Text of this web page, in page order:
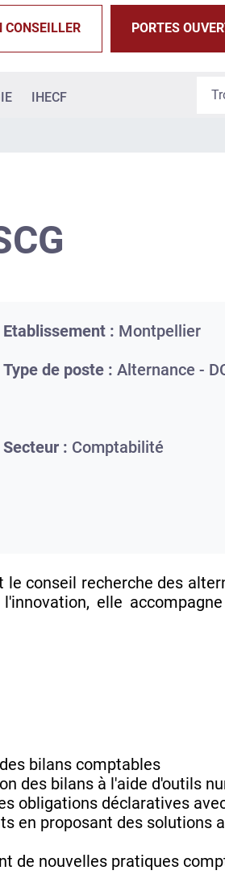
CONSEILLER PORTES
IHECF
Etablissement : Montpellier
Type de poste : Alternance -
Secteur : Comptabilité
le conseil recherche des
elle
bilans comptables
des bilans à l'aide d'outils
obligations déclaratives
en proposant des solutions
de nouvelles pratiques